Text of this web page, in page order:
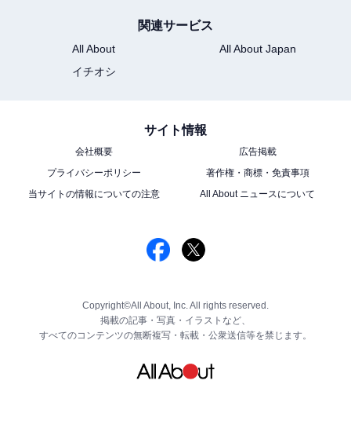
関連サービス
All About
All About Japan
イチオシ
サイト情報
会社概要
広告掲載
プライバシーポリシー
著作権・商標・免責事項
当サイトの情報についての注意
All About ニュースについて
Copyright©All About, Inc. All rights reserved.
掲載の記事・写真・イラストなど、
すべてのコンテンツの無断複写・転載・公衆送信等を禁じます。